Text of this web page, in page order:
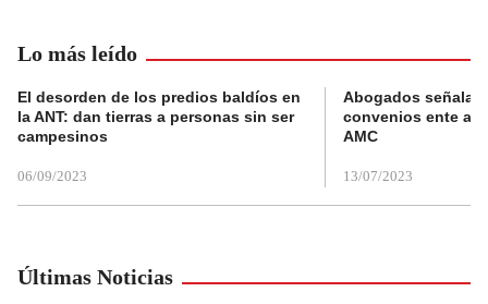
Lo más leído
El desorden de los predios baldíos en
la ANT: dan tierras a personas sin ser
campesinos
06/09/2023
Abogados
convenios ente
AMC
13/07/2023
Últimas Noticias